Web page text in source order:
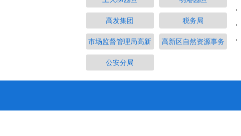
高发集团 税务局
市场监督管理局高新 高新区自然资源事务
公安分局